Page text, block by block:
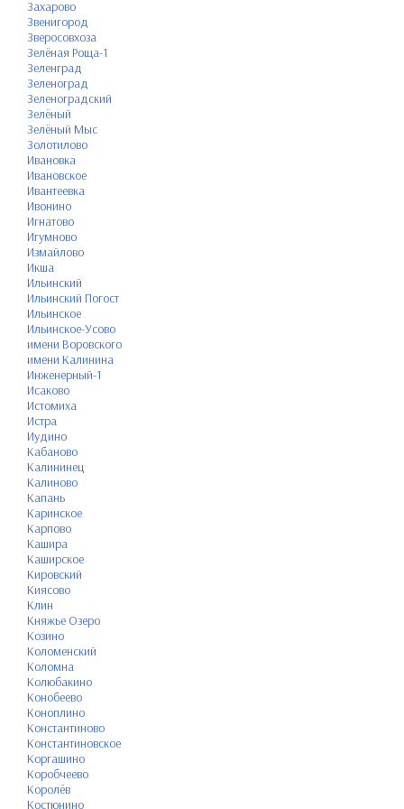
Захарово
Звенигород
Зверосовхоза
Зелёная Роща-1
Зеленград
Зеленоград
Зеленоградский
Зелёный
Зелёный Мыс
Золотилово
Ивановка
Ивановское
Ивантеевка
Ивонино
Игнатово
Игумново
Измайлово
Икша
Ильинский
Ильинский Погост
Ильинское
Ильинское-Усово
имени Воровского
имени Калинина
Инженерный-1
Исаково
Истомиха
Истра
Иудино
Кабаново
Калининец
Калиново
Капань
Каринское
Карпово
Кашира
Каширское
Кировский
Киясово
Клин
Княжье Озеро
Козино
Коломенский
Коломна
Колюбакино
Конобеево
Коноплино
Константиново
Константиновское
Коргашино
Коробчеево
Королёв
Костюнино